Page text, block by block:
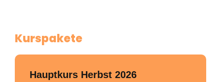
Kurspakete
Hauptkurs Herbst 2026